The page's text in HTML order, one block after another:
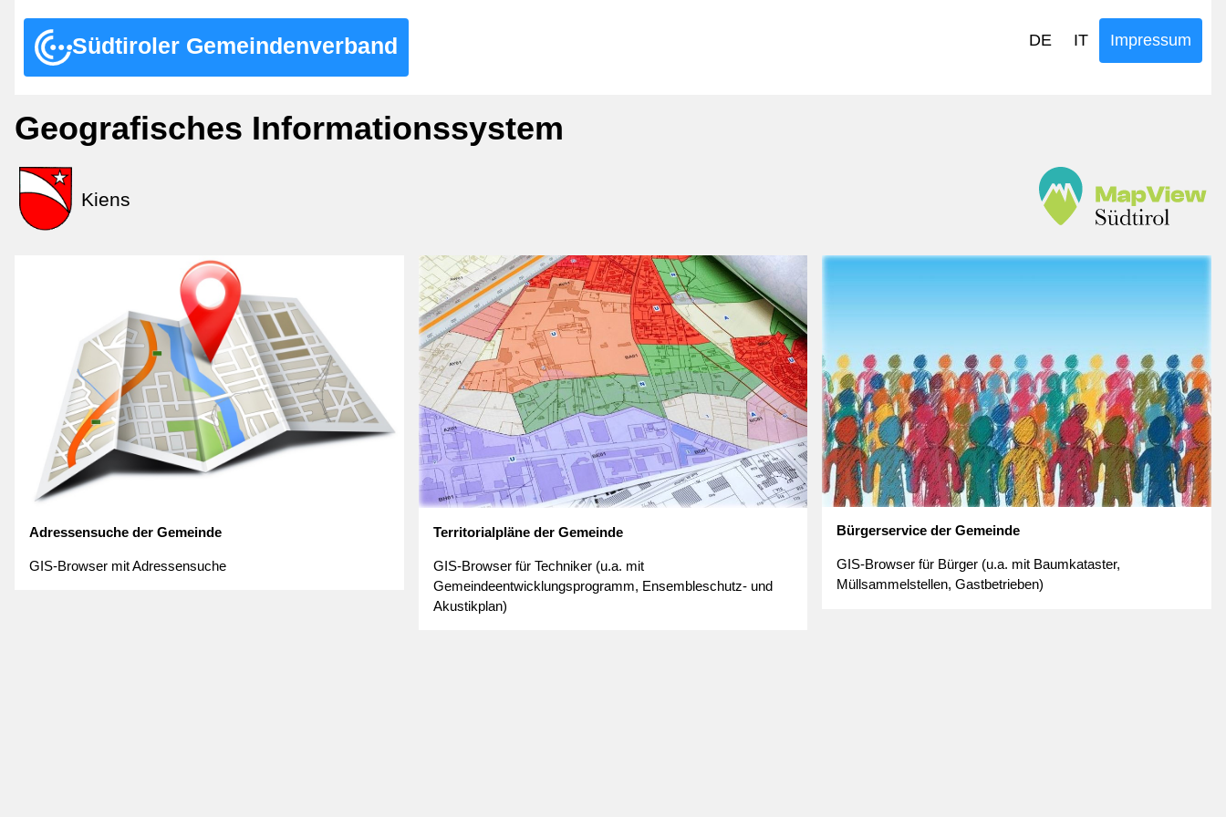
Südtiroler Gemeindenverband DE IT Impressum
Geografisches Informationssystem
Kiens
Adressensuche der Gemeinde
GIS-Browser mit Adressensuche
Territorialpläne der Gemeinde
GIS-Browser für Techniker (u.a. mit
Gemeindeentwicklungsprogramm, Ensembleschutz- und
Akustikplan)
Bürgerservice der Gemeinde
GIS-Browser für Bürger (u.a. mit Baumkataster,
Müllsammelstellen, Gastbetrieben)